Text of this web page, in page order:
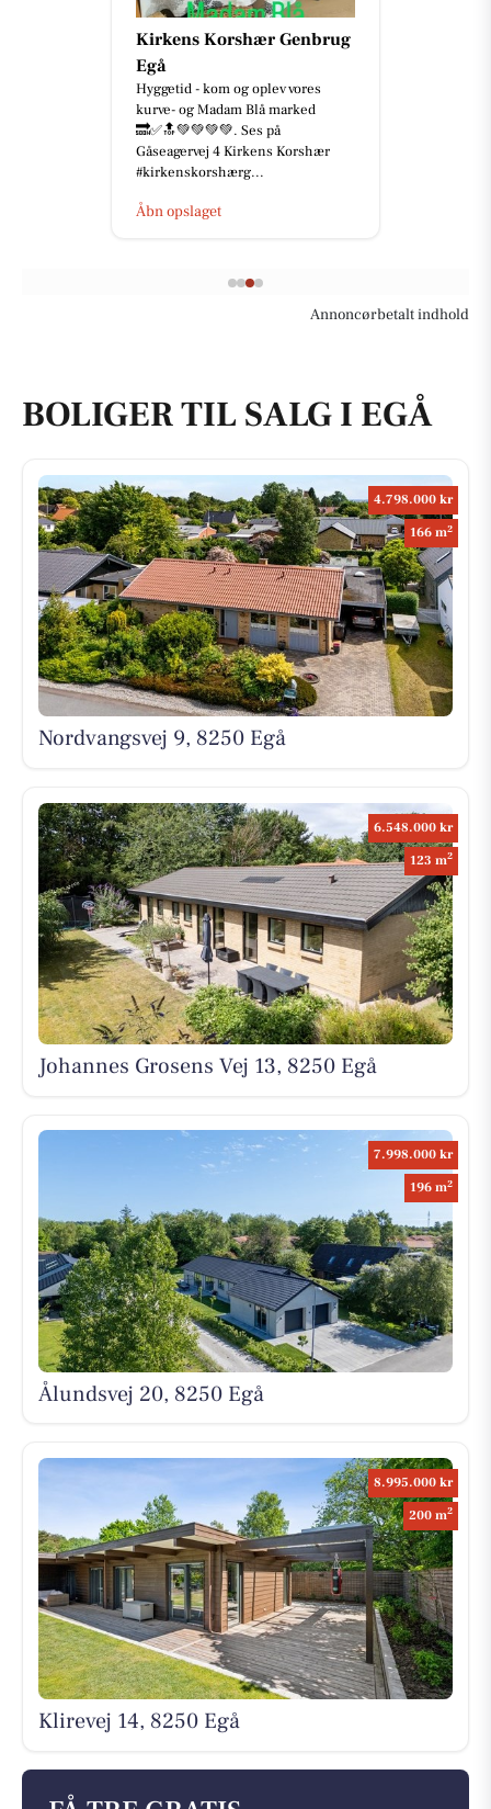
Kirkens Korshær Genbrug
Egå
Hyggetid - kom og oplev vores
kurve- og Madam Blå marked
🔜✅🔝💚💚💚💚. Ses på
Gåseagervej 4 Kirkens Korshær
#kirkenskorshærg...
Åbn opslaget
Annoncørbetalt indhold
BOLIGER TIL SALG I EGÅ
4.798.000 kr
166 m2
Nordvangsvej 9, 8250 Egå
6.548.000 kr
123 m2
Johannes Grosens Vej 13, 8250 Egå
7.998.000 kr
196 m2
Ålundsvej 20, 8250 Egå
8.995.000 kr
200 m2
Klirevej 14, 8250 Egå